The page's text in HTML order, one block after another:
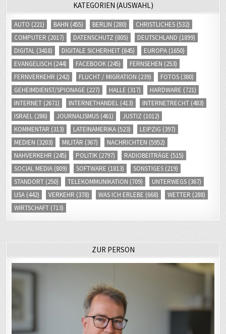
KATEGORIEN (AUSWAHL)
AUTO (221) BAHN (455) BERLIN (280) CHRISTLICHES (532)
COMPUTER (2017) DATENSCHUTZ (805) DEUTSCHLAND (1899)
DIGITAL (3418) DIGITALE SICHERHEIT (845) EUROPA (1650)
EVANGELISCH (244) FACEBOOK (245) FERNSEHEN (253)
FERNVERKEHR (242) FLUCHT / MIGRATION (239) FOTOS (380)
GEHEIMDIENST/SPIONAGE (227) HALLE (317) HARDWARE (721)
INTERNET (2671) INTERNETHANDEL (413) INTERNETRECHT (483)
ISRAEL (286) JOURNALISMUS (461) JUSTIZ (1012)
KOMMENTAR (313) LATEINAMERIKA (523) LEIPZIG (397)
MEDIEN (3203) MILITÄR (367) NACHRICHTEN (5952)
NAHVERKEHR (245) POLITIK (2797) RADIOBEITRÄGE (515)
SOCIAL MEDIA (809) SOFTWARE (1813) SONSTIGES (219)
STANDORT (250) TELEKOMMUNIKATION (709) UNTERWEGS (367)
USA (442) VERKEHR (378) WAS ICH ERLEBE (668) WETTER (288)
WIRTSCHAFT (713)
ZUR PERSON